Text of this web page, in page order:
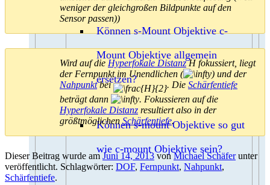
Können s-Mount Objektive c-
Mount Objektive allgemein
ersetzen?
Können s-mount Objektive so gut
wie c-mount Objektive sein?
weniger der gleichgroßen Bildpunkte auf den
Sensor passen))
Wird auf die Hyperfokale DistanzH fokussiert, liegt
der Fernpunkt im Unendlichen (
) und der
Nahpunktbei . Die Schärfentiefe
beträgt dann
. Fokussieren auf die
Hyperfokale Distanz resultiert also in der
größtmöglichenSchärfentiefe.
Dieser Beitrag wurde amJuni 14, 2013vonMichael Schäferunter
veröffentlicht. Schlagwörter: DOF, Fernpunkt, Nahpunkt,
Schärfentiefe.